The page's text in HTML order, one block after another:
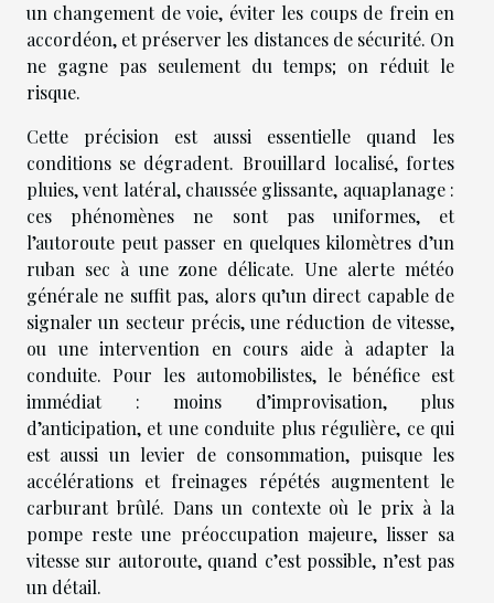
un changement de voie, éviter les coups de frein en
accordéon, et préserver les distances de sécurité. On
ne gagne pas seulement du temps; on réduit le
risque.
Cette précision est aussi essentielle quand les
conditions se dégradent. Brouillard localisé, fortes
pluies, vent latéral, chaussée glissante, aquaplanage :
ces phénomènes ne sont pas uniformes, et
l’autoroute peut passer en quelques kilomètres d’un
ruban sec à une zone délicate. Une alerte météo
générale ne suffit pas, alors qu’un direct capable de
signaler un secteur précis, une réduction de vitesse,
ou une intervention en cours aide à adapter la
conduite. Pour les automobilistes, le bénéfice est
immédiat : moins d’improvisation, plus
d’anticipation, et une conduite plus régulière, ce qui
est aussi un levier de consommation, puisque les
accélérations et freinages répétés augmentent le
carburant brûlé. Dans un contexte où le prix à la
pompe reste une préoccupation majeure, lisser sa
vitesse sur autoroute, quand c’est possible, n’est pas
un détail.